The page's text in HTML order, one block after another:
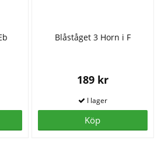
Blåståget 3 Horn i F
189 kr
Köp